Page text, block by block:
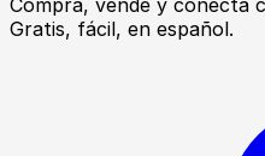
Compra, vende y conecta
Gratis, fácil, en español.